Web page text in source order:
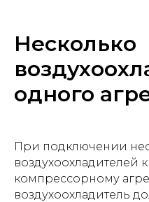
Несколько
одного
При подключении
воздухоохладителей
компрессорному
воздухоохладитель